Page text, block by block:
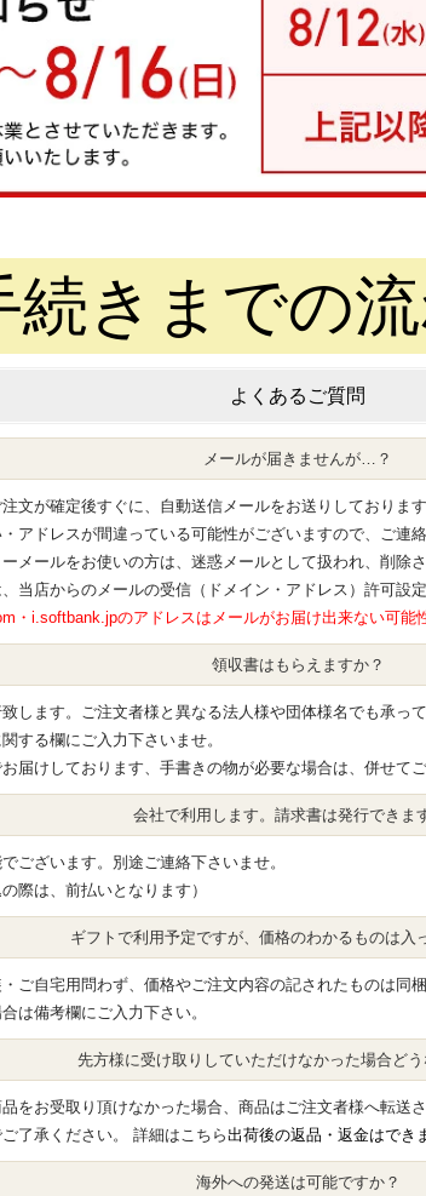
続きまでの
よくあるご質問
メールが届きませんが…？
文が確定後すぐに、自動送信メールをお送りしておりま
アドレスが間違っている可能性がございますので、ご連絡
ーメールをお使いの方は、迷惑メールとして扱われ、削除
当店からのメールの受信（ドメイン・アドレス）許可設定
・i.softbank.jpのアドレスはメールがお届け出来ない可能
領収書はもらえますか？
します。ご注文者様と異なる法人様や団体様名でも承っ
する欄にご入力下さいませ。
届けしております、手書きの物が必要な場合は、併せてご
会社で利用します。請求書は発行できま
ございます。別途ご連絡下さいませ。
の際は、前払いとなります）
ギフトで利用予定ですが、価格のわかるものは入
ご自宅用問わず、価格やご注文内容の記されたものは同
は備考欄にご入力下さい。
先方様に受け取りしていただけなかった場合どう
をお受取り頂けなかった場合、商品はご注文者様へ転送
ご了承ください。 詳細はこちら出荷後の返品・返金はでき
海外への発送は可能ですか？